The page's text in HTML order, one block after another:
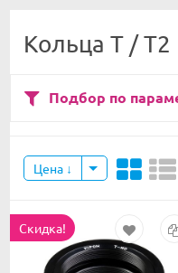
Кольца T / T2
Подбор по
Цена
Скидка!